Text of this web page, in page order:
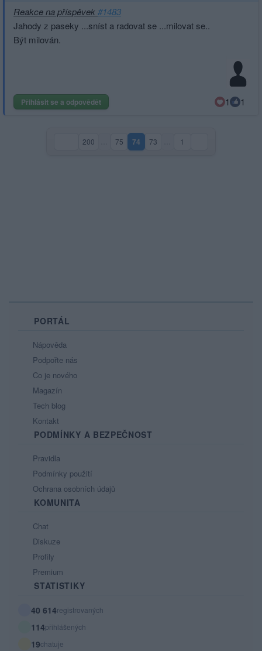
Reakce na příspěvek#1483
Jahody z paseky ...sníst a radovat se ...milovat se..
Být milován.
Přihlásit se a odpovědět 1 1
200 75 74(aktuální strana)
73 1
PORTÁL
Nápověda
Podpořte nás
Co je nového
Magazín
Tech blog
Kontakt
PODMÍNKY A BEZPEČNOST
Pravidla
Podmínky použití
Ochrana osobních údajů
KOMUNITA
Chat
Diskuze
Profily
Premium
STATISTIKY
40 614registrovaných
114přihlášených
19chatuje